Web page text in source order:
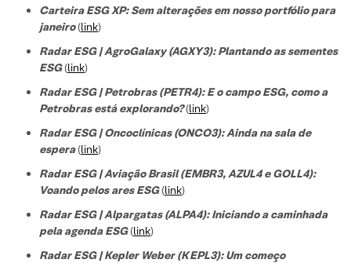
Carteira ESG XP: Sem alterações em nosso portfólio para
janeiro(link)
Radar ESG | AgroGalaxy (AGXY3): Plantando as sementes
ESG(link)
Radar ESG | Petrobras (PETR4): E o campo ESG, como a
Petrobras está explorando?(link)
Radar ESG | Oncoclínicas (ONCO3): Ainda na sala de
espera(link)
Radar ESG | Aviação Brasil (EMBR3, AZUL4 e GOLL4):
Voando pelos ares ESG(link)
Radar ESG | Alpargatas (ALPA4): Iniciando a caminhada
pela agenda ESG(link)
Radar ESG | Kepler Weber (KEPL3): Um começo